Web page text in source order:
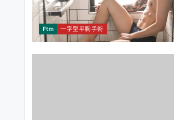
Ftm 一字型平胸手術